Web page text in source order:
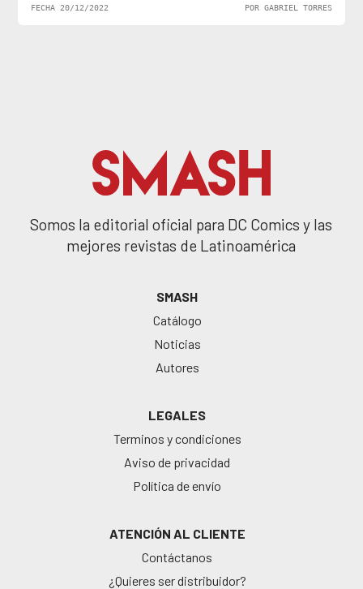
FECHA 20/12/2022 POR GABRIEL TORRES
Somos la editorial oficial para DC Comics y las
mejores revistas de Latinoamérica
SMASH
Catálogo
Noticias
Autores
LEGALES
Terminos y condiciones
Aviso de privacidad
Política de envío
ATENCIÓN AL CLIENTE
Contáctanos
¿Quieres ser distribuidor?